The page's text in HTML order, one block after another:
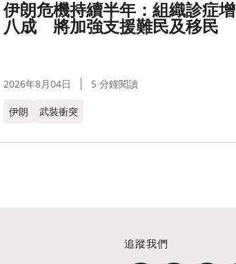
伊朗危機持續半年：組織診症增
八成 將加強支援難民及移民
2026年8月04日 5 分鐘閱讀
伊朗 武裝衝突
追蹤我們